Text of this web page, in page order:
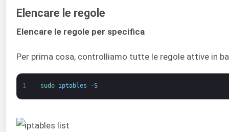
Elencare le regole
Elencare le regole per specifica
Per prima cosa, controlliamo tutte le regole attive in
1 sudo iptables -S